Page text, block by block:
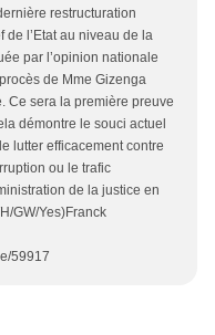
restructu­ration
l’Etat au ni­veau de la
par l’opinion nationale
de Mme Gizenga
Ce sera la première preuve
démontre le souci actuel
lutter efficacement contre
ou le trafic
de la justice en
GW/Yes)Franck
59917